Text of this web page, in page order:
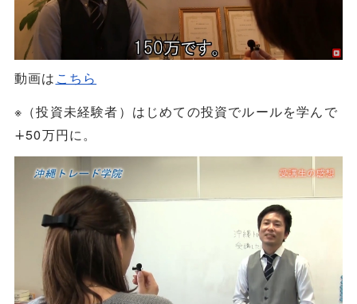
動画は こちら
※（投資未経験者）はじめての投資でルールを学んで
∔50万円に。